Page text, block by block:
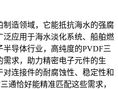
制造领域，它能抵抗海水的强腐
应用于海水淡化系统、船舶燃
导体行业，高纯度的PVDF三
求，助力精密电子元件的生
连接件的耐腐蚀性、稳定性和
通恰好能精准匹配这些需求，